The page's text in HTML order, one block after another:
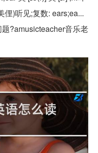
俚)听见;复数: ears;ea...
?amusicteacher音乐老